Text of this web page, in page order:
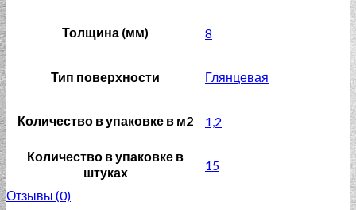
Толщина (мм) 8
Тип поверхности Глянцевая
Количество в упаковке в м2 1,2
Количество в упаковке в
штуках
15
Отзывы (0)